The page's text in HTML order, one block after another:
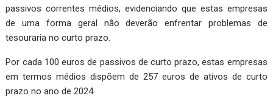
passivos correntes médios, evidenciando que estas empresas
de uma forma geral não deverão enfrentar problemas de
tesouraria no curto prazo.
Por cada 100 euros de passivos de curto prazo, estas empresas
em termos médios dispõem de 257 euros de ativos de curto
prazo no ano de 2024.